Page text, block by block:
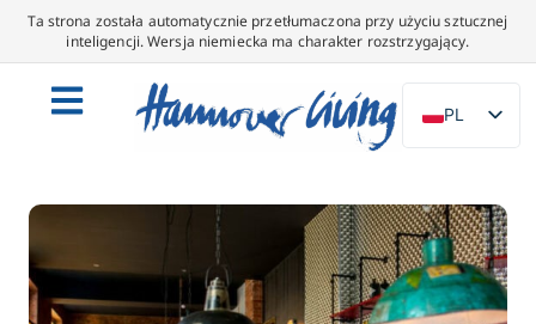
Ta strona została automatycznie przetłumaczona przy użyciu sztucznej
inteligencji. Wersja niemiecka ma charakter rozstrzygający.
PL
DE
NL
ES
IT